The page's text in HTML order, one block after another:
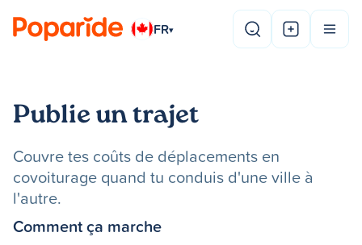
FR▾
Publie un trajet
Couvre tes coûts de déplacements en
covoiturage quand tu conduis d'une ville à
l'autre.
Comment ça marche